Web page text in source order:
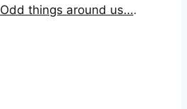
things around us….